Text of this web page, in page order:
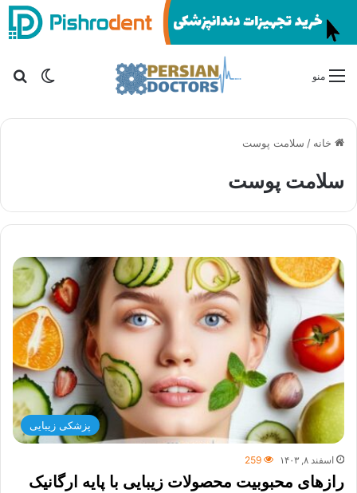
تغییر منو
خانه / سلامت پوست
سلامت پوست
پزشکی زیبایی
اسفند ۸, ۱۴۰۳ 259
رازهای محبوبیت محصولات زیبایی با پایه ارگانیک